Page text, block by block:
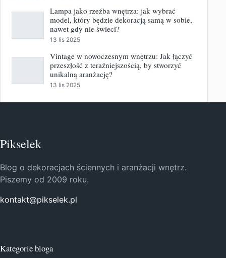
Lampa jako rzeźba wnętrza: jak wybrać
model, który będzie dekoracją samą w sobie,
nawet gdy nie świeci?
13 lis 2025
Vintage w nowoczesnym wnętrzu: Jak łączyć
przeszłość z teraźniejszością, by stworzyć
unikalną aranżację?
13 lis 2025
Pikselek
Blog o dekoracjach ściennych i aranżacji wnętrz.
Piszemy od 2009 roku.
kontakt@pikselek.pl
Kategorie bloga